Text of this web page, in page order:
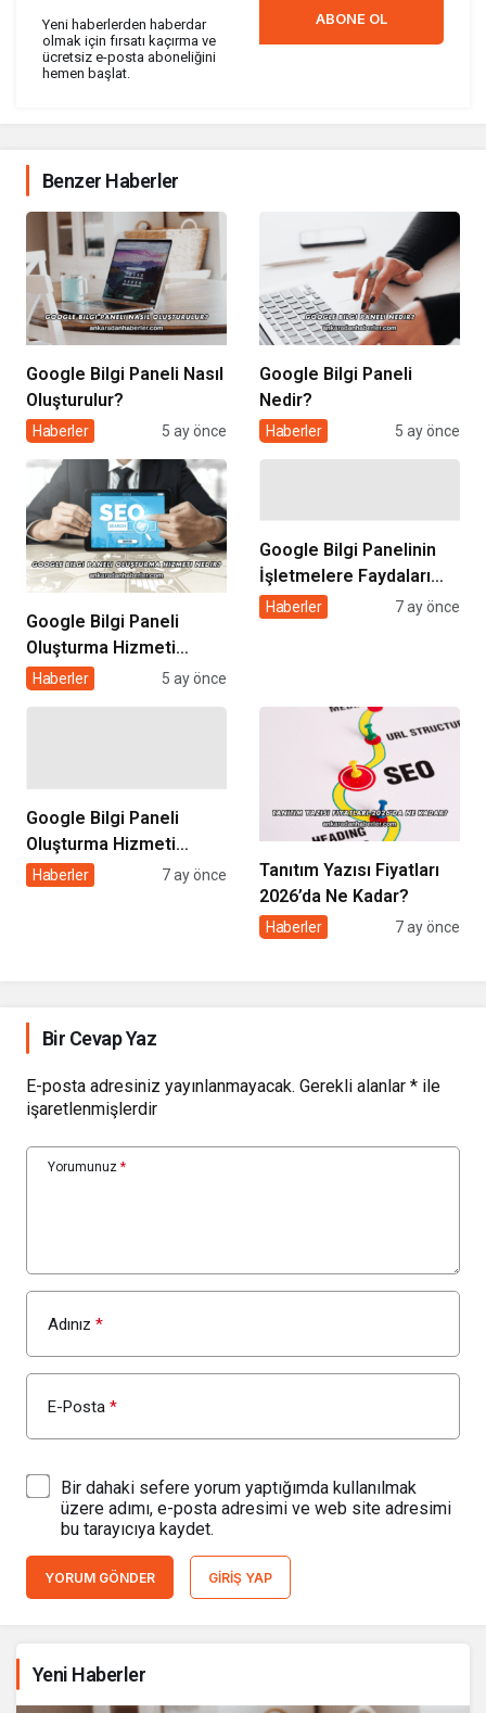
Yeni haberlerden haberdar
olmak için fırsatı kaçırma ve
ücretsiz e-posta aboneliğini
hemen başlat.
ABONE OL
Benzer Haberler
Google Bilgi Paneli Nasıl
Oluşturulur?
Haberler 5 ay önce
Google Bilgi Paneli
Nedir?
Haberler 5 ay önce
Google Bilgi Paneli
Oluşturma Hizmeti
Nedir?
Haberler 5 ay önce
Google Bilgi Panelinin
İşletmelere Faydaları
Nelerdir?
Haberler 7 ay önce
Google Bilgi Paneli
Oluşturma Hizmeti
Almadan Önce Dikkat
Haberler 7 ay önce
Tanıtım Yazısı Fiyatları
2026’da Ne Kadar?
Haberler 7 ay önce
Bir Cevap Yaz
E-posta adresiniz yayınlanmayacak. Gerekli alanlar * ile
işaretlenmişlerdir
Yorumunuz *
Adınız *
E-Posta *
Bir dahaki sefere yorum yaptığımda kullanılmak
üzere adımı, e-posta adresimi ve web site adresimi
bu tarayıcıya kaydet.
YORUM GÖNDER GIRIŞ YAP
Yeni Haberler